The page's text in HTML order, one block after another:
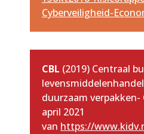
Cyberveiligheid-
CBL (2019) Centraal
duurzaam verpakken-
april 2021
van https://